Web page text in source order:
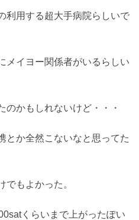
利用する超大手病院らしいで
メイヨー関係者がいるらしい
のかもしれないけど・・・
とか全然こないなと思ってた
でもよかった。
くらいまで上がったぽい